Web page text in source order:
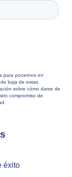
para ponernos en
baja de estas
sobre cómo darse de
compromiso de
éxito